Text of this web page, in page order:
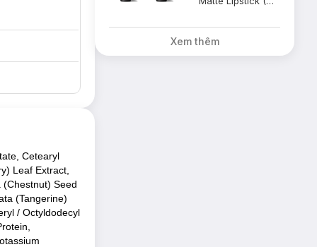
Cetearyl
Leaf Extract,
(Chestnut) Seed
(Tangerine)
/ Octyldodecyl
Xem thêm